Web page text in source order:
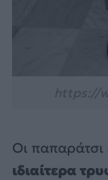
Οι παπαράτσι
ιδιαίτερα